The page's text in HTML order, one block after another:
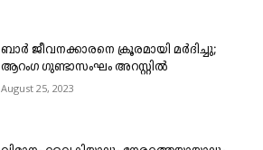
ബാർ ജീവനക്കാരനെ ക്രൂരമായി മർദിച്ചു;
ആറംഗ ഗുണ്ടാസംഘം അറസ്റ്റിൽ
August 25, 2023